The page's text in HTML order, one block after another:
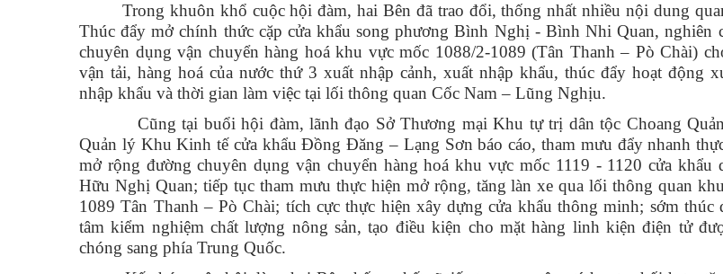
Trong khuôn khổ cuộc hội đàm, hai Bên đã trao đổi, thống nhất nhiều nội dung
Thúc đẩy mở chính thức cặp cửa khẩu song phương Bình Nghị - Bình Nhi Quan, nghiên
chuyên dụng vận chuyển hàng hoá khu vực mốc 1088/2-1089 (Tân Thanh – Pò Chài)
vận tải, hàng hoá của nước thứ 3 xuất nhập cảnh, xuất nhập khẩu, thúc đẩy hoạt động
nhập khẩu và thời gian làm việc tại lối thông quan Cốc Nam – Lũng Nghịu.
Cũng tại buổi hội đàm, lãnh đạo Sở Thương mại Khu tự trị dân tộc Choang
Quản lý Khu Kinh tế cửa khẩu Đồng Đăng – Lạng Sơn báo cáo, tham mưu đẩy nhanh
mở rộng đường chuyên dụng vận chuyển hàng hoá khu vực mốc 1119 - 1120 cửa
Hữu Nghị Quan; tiếp tục tham mưu thực hiện mở rộng, tăng làn xe qua lối thông quan
1089 Tân Thanh – Pò Chài; tích cực thực hiện xây dựng cửa khẩu thông minh; sớm thúc
tâm kiểm nghiệm chất lượng nông sản, tạo điều kiện cho mặt hàng linh kiện điện tử
chóng sang phía Trung Quốc.